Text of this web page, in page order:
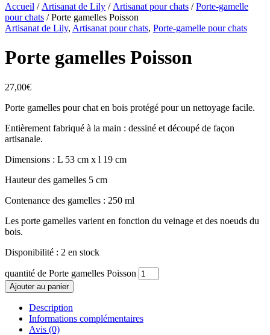
Accueil / Artisanat de Lily / Artisanat pour chats /Porte-gamelle
pour chats / Porte gamelles Poisson
Artisanat de Lily, Artisanat pour chats, Porte-gamelle pour chats
Porte gamelles Poisson
27,00€
Porte gamelles pour chat en bois protégé pour un nettoyage facile.
Entièrement fabriqué à la main : dessiné et découpé de façon
artisanale.
Dimensions : L 53 cm x l 19 cm
Hauteur des gamelles 5 cm
Contenance des gamelles : 250 ml
Les porte gamelles varient en fonction du veinage et des noeuds du
bois.
Disponibilité : 2 en stock
quantité de Porte gamelles Poisson
Ajouter au panier
Description
Informations complémentaires
Avis (0)